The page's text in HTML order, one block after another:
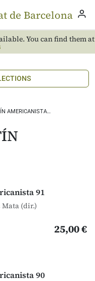
You can find them at
AMERICANISTA…
91
(dir.)
25,00 €
90